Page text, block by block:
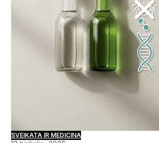
SVEIKATA IR MEDICINA